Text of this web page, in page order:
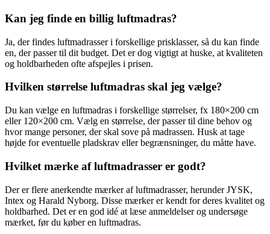
Kan jeg finde en billig luftmadras?
Ja, der findes luftmadrasser i forskellige prisklasser, så du kan finde
en, der passer til dit budget. Det er dog vigtigt at huske, at kvaliteten
og holdbarheden ofte afspejles i prisen.
Hvilken størrelse luftmadras skal jeg vælge?
Du kan vælge en luftmadras i forskellige størrelser, fx 180×200 cm
eller 120×200 cm. Vælg en størrelse, der passer til dine behov og
hvor mange personer, der skal sove på madrassen. Husk at tage
højde for eventuelle pladskrav eller begrænsninger, du måtte have.
Hvilket mærke af luftmadrasser er godt?
Der er flere anerkendte mærker af luftmadrasser, herunder JYSK,
Intex og Harald Nyborg. Disse mærker er kendt for deres kvalitet og
holdbarhed. Det er en god idé at læse anmeldelser og undersøge
mærket, før du køber en luftmadras.